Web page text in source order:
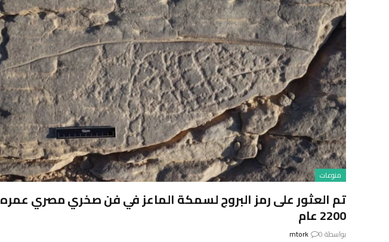
منوعات
تم العثور على رمز البروج لسمكة الماعز في فن صخري مصري عمره
2200 عام
بواسطة mtork 0